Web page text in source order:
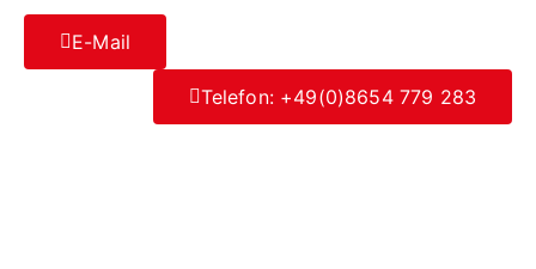
E-Mail
Telefon: +49(0)8654 779 283